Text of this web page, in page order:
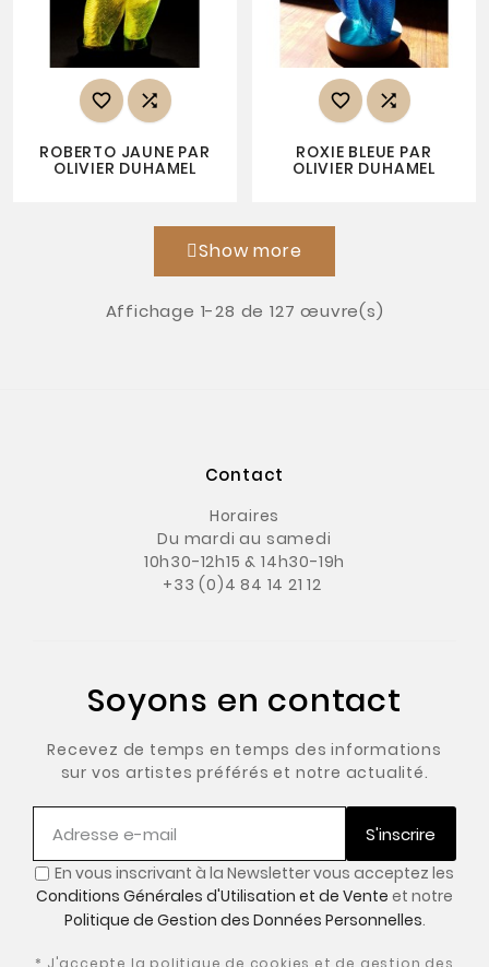
 
ROBERTO JAUNE PAR
OLIVIER DUHAMEL
 
ROXIE BLEUE PAR
OLIVIER DUHAMEL
Show more
Affichage 1-28 de 127 œuvre(s)
Contact
Horaires
Du mardi au samedi
10h30-12h15 & 14h30-19h
+33 (0)4 84 14 21 12
Soyons en contact
Recevez de temps en temps des informations
sur vos artistes préférés et notre actualité.
S'inscrire
En vous inscrivant à la Newsletter vous acceptez les
Conditions Générales d'Utilisation et de Vente et notre
Politique de Gestion des Données Personnelles.